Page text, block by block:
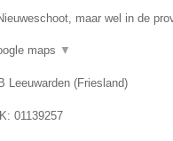
maar wel in de
maps ▼
Leeuwarden(Friesland)
01139257